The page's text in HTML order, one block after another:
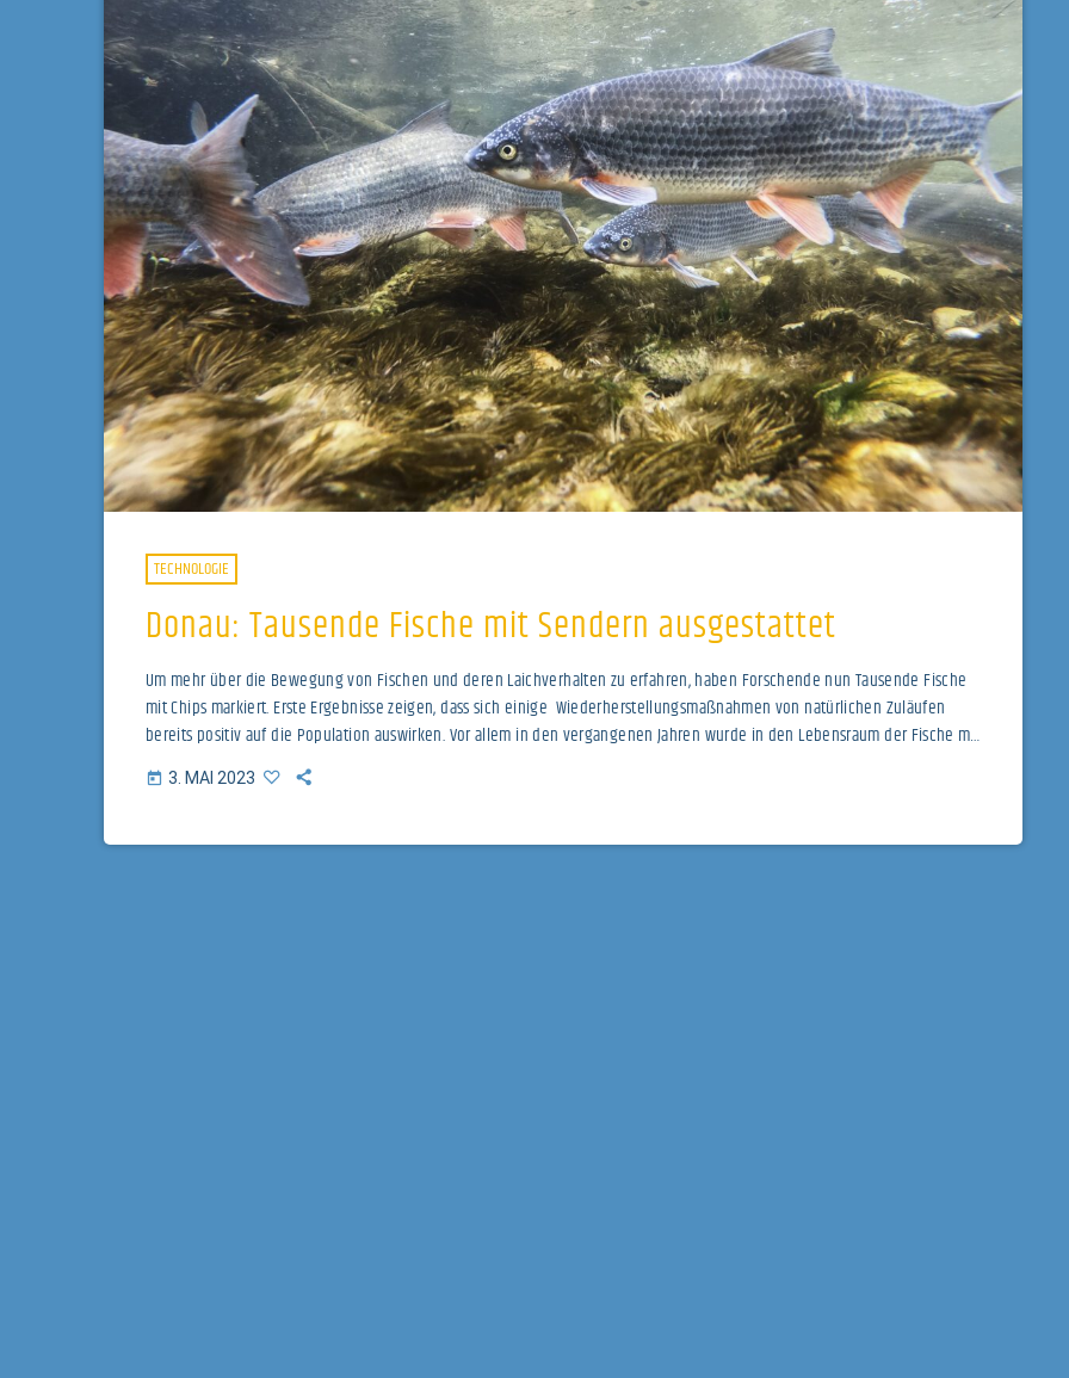
TECHNOLOGIE
Donau: Tausende Fische mit Sendern ausgestattet
Um mehr über die Bewegung von Fischen und deren Laichverhalten zu erfahren, haben Forschende nun Tausende Fische
mit Chips markiert. Erste Ergebnisse zeigen, dass sich einige Wiederherstellungsmaßnahmen von natürlichen Zuläufen
bereits positiv auf die Population auswirken. Vor allem in den vergangenen Jahren wurde in den Lebensraum der Fische mit
Flussregulierungen und dem Ausbau von Wasserkraftwerken stark eingegriffen. Fische und andere Lebewesen müssen mit
diesen Veränderungen nun leben. In Traisen und […]
today 3. MAI 2023